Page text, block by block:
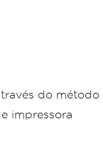
do método
impressora